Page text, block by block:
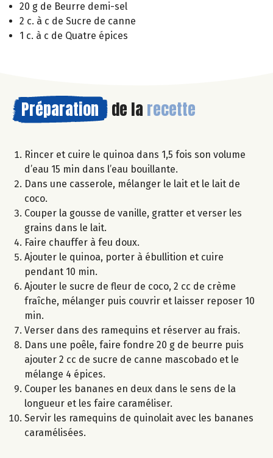
20 g de Beurre demi-sel
2 c. à c de Sucre de canne
1 c. à c de Quatre épices
Préparation de la recette
Rincer et cuire le quinoa dans 1,5 fois son volume
d’eau 15 min dans l’eau bouillante.
Dans une casserole, mélanger le lait et le lait de
coco.
Couper la gousse de vanille, gratter et verser les
grains dans le lait.
Faire chauffer à feu doux.
Ajouter le quinoa, porter à ébullition et cuire
pendant 10 min.
Ajouter le sucre de fleur de coco, 2 cc de crème
fraîche, mélanger puis couvrir et laisser reposer 10
min.
Verser dans des ramequins et réserver au frais.
Dans une poêle, faire fondre 20 g de beurre puis
ajouter 2 cc de sucre de canne mascobado et le
mélange 4 épices.
Couper les bananes en deux dans le sens de la
longueur et les faire caraméliser.
Servir les ramequins de quinolait avec les bananes
caramélisées.